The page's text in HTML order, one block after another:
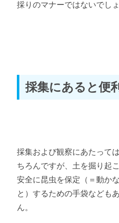
採りのマナーではないでしょ
採集にあると便
採集および観察にあたって
ちろんですが、土を掘り起
安全に昆虫を保定（＝動か
と）するための手袋なども
ん。